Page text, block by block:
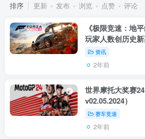
排序 更新 发布 浏览 点赞 评论
《极限竞速：地
玩家人数创历史
资讯
2年前
世界摩托大奖赛
v02.05.2024）
赛车竞速
2年前